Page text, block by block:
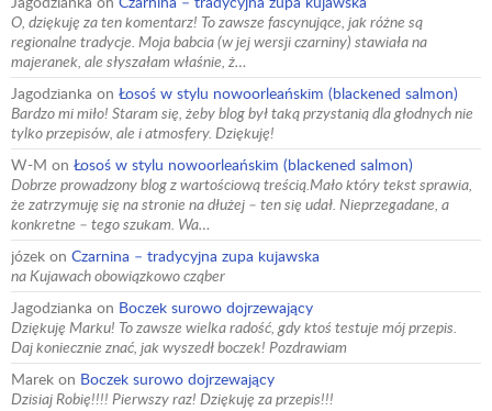
O, dziękuję za ten komentarz! To zawsze fascynujące, jak różne są
regionalne tradycje. Moja babcia (w jej wersji czarniny) stawiała na
majeranek, ale słyszałam właśnie, ż…
Jagodzianka on Łosoś w stylu nowoorleańskim (blackened salmon)
Bardzo mi miło! Staram się, żeby blog był taką przystanią dla głodnych nie
tylko przepisów, ale i atmosfery. Dziękuję!
W-M on Łosoś w stylu nowoorleańskim (blackened salmon)
Dobrze prowadzony blog z wartościową treścią.Mało który tekst sprawia,
że zatrzymuję się na stronie na dłużej – ten się udał. Nieprzegadane, a
konkretne – tego szukam. Wa…
józek on Czarnina – tradycyjna zupa kujawska
na Kujawach obowiązkowo cząber
Jagodzianka on Boczek surowo dojrzewający
Dziękuję Marku! To zawsze wielka radość, gdy ktoś testuje mój przepis.
Daj koniecznie znać, jak wyszedł boczek! Pozdrawiam
Marek on Boczek surowo dojrzewający
Dzisiaj Robię!!!! Pierwszy raz! Dziękuję za przepis!!!